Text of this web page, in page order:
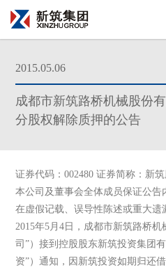
2015.05.06
成都市新筑路桥机械股份
分股权解除质押的公告
证券代码：002480 证券简称：新
本公司及董事会全体成员保证公
在虚假记载、误导性陈述或重大遗
2015年5月4日，成都市新筑路桥
司”）接到控股股东新筑投资集团
资”）通知，因新筑投资如期归还